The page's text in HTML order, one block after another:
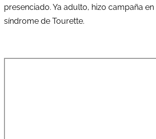
presenciado. Ya adulto, hizo campaña
síndrome de Tourette.